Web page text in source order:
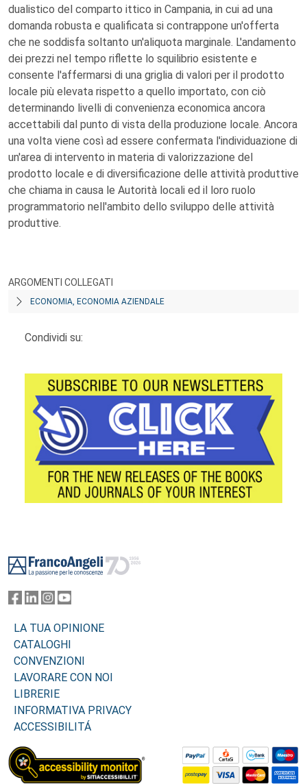
dualistico del comparto ittico in Campania, in cui ad una
domanda robusta e qualificata si contrappone un'offerta
che ne soddisfa soltanto un'aliquota marginale. L'andamento
dei prezzi nel tempo riflette lo squilibrio esistente e
consente l'affermarsi di una griglia di valori per il prodotto
locale più elevata rispetto a quello importato, con ciò
determinando livelli di convenienza economica ancora
accettabili dal punto di vista della produzione locale. Ancora
una volta viene così ad essere confermata l'individuazione di
un'area di intervento in materia di valorizzazione del
prodotto locale e di diversificazione delle attività produttive
che chiama in causa le Autorità locali ed il loro ruolo
programmatorio nell'ambito dello sviluppo delle attività
produttive.
ARGOMENTI COLLEGATI
ECONOMIA, ECONOMIA AZIENDALE
Condividi su:
LA TUA OPINIONE
CATALOGHI
CONVENZIONI
LAVORARE CON NOI
LIBRERIE
INFORMATIVA PRIVACY
ACCESSIBILITÁ